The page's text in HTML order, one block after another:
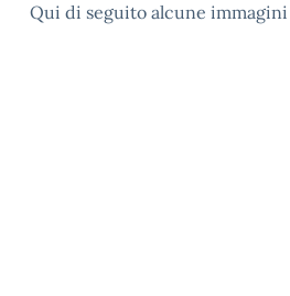
Qui di seguito alcune